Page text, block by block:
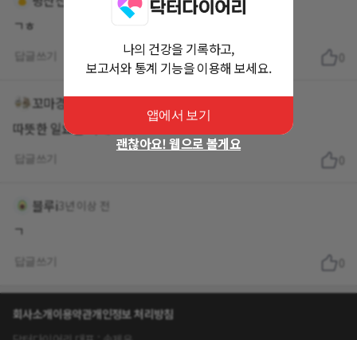
ㄱㅎ
꼬마경미에요
따뜻한 일요일 되세요 🙏
블루i 3년 이상 전
ㄱ
회사소개이용약관개인정보 처리방침
나의 건강을 기록하고,
보고서와 통계 기능을 이용해 보세요.
앱에서 보기
괜찮아요! 웹으로 볼게요